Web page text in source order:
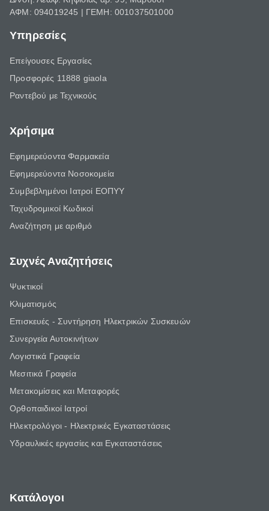
ΑΦΜ: 094019245 | ΓΕΜΗ: 001037501000
Υπηρεσίες
Επείγουσες Εργασίες
Προσφορές 11888 giaola
Ραντεβού με Τεχνικούς
Χρήσιμα
Εφημερεύοντα Φαρμακεία
Εφημερεύοντα Νοσοκομεία
Συμβεβλημένοι Ιατροί ΕΟΠΥΥ
Ταχυδρομικοί Κωδικοί
Αναζήτηση με αριθμό
Συχνές Αναζητήσεις
Ψυκτικοί
Κλιματισμός
Επισκευές - Συντήρηση Ηλεκτρικών Συσκευών
Συνεργεία Αυτοκινήτων
Λογιστικά Γραφεία
Μεσιτικά Γραφεία
Μετακομίσεις και Μεταφορές
Ορθοπαιδικοί Ιατροί
Ηλεκτρολόγοι - Ηλεκτρικές Εγκαταστάσεις
Υδραυλικές εργασίες και Εγκαταστάσεις
Κατάλογοι